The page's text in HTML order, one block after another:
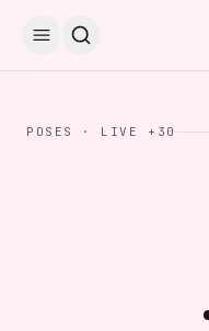
30+ POSES · LIVE